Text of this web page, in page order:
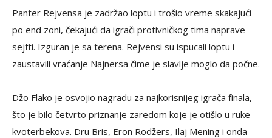
Panter Rejvensa je zadržao loptu i trošio vreme skakajući
po end zoni, čekajući da igrači protivničkog tima naprave
sejfti. Izguran je sa terena. Rejvensi su ispucali loptu i
zaustavili vraćanje Najnersa čime je slavlje moglo da počne.
Džo Flako je osvojio nagradu za najkorisnijeg igrača finala,
što je bilo četvrto priznanje zaredom koje je otišlo u ruke
kvoterbekova. Dru Bris, Eron Rodžers, Ilaj Mening i onda